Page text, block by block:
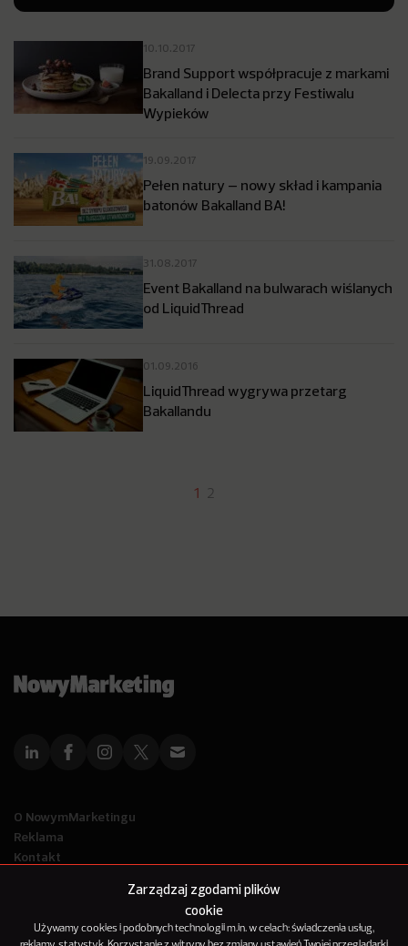
Zarządzaj zgodami plików
cookie
Używamy cookies i podobnych technologii m.in. w celach: świadczenia usług,
10.10.2017
Brand Support współpracuje z markami
Bakalland i Delecta przy Festiwalu
Wypieków
19.09.2017
Pełen natury – nowy skład i kampania
batonów Bakalland BA!
31.08.2017
Event Bakalland na bulwarach wiślanych
od LiquidThread
01.09.2016
LiquidThread wygrywa przetarg
Bakallandu
1 2
O NowymMarketingu
Reklama
Kontakt